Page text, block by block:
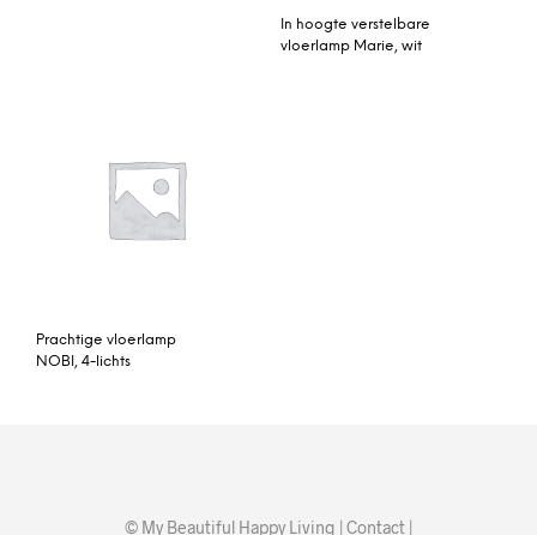
In hoogte verstelbare
vloerlamp Marie, wit
Prachtige vloerlamp
NOBI, 4-lichts
© My Beautiful Happy Living | Contact |